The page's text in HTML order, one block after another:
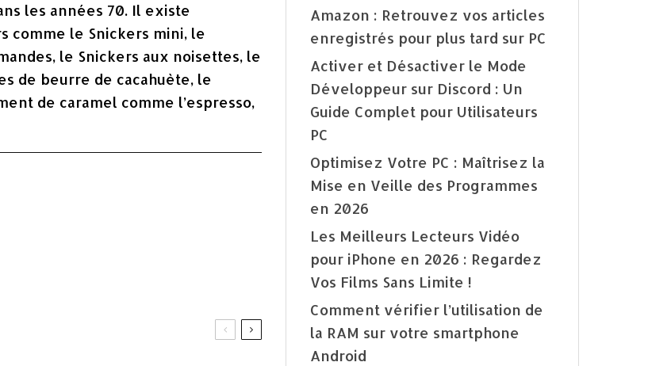
les années 70. Il existe
comme le Snickers mini, le
le Snickers aux noisettes, le
de beurre de cacahuète, le
de caramel comme l’espresso,
Amazon : Retrouvez vos articles
enregistrés pour plus tard sur PC
Activer et Désactiver le Mode
Développeur sur Discord : Un
Guide Complet pour Utilisateurs
PC
Optimisez Votre PC : Maîtrisez la
Mise en Veille des Programmes
en 2026
Les Meilleurs Lecteurs Vidéo
pour iPhone en 2026 : Regardez
Vos Films Sans Limite !
Comment vérifier l’utilisation de
la RAM sur votre smartphone
Android